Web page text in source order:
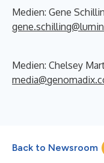
Medien: Gene
Medien: Chelsey
Back to Newsroom